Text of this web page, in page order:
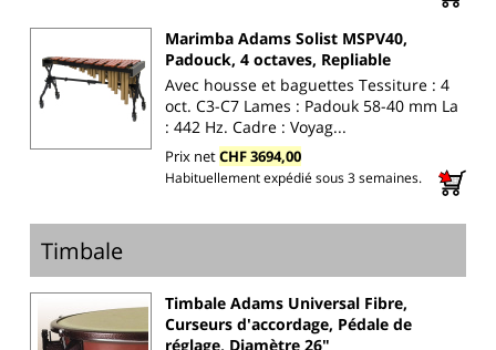
Marimba Adams Solist MSPV40,
Padouck, 4 octaves, Repliable
Avec housse et baguettes Tessiture : 4
oct. C3-C7 Lames : Padouk 58-40 mm La
: 442 Hz. Cadre : Voyag...
Prix netCHF 3694,00
Habituellement expédié sous 3 semaines.
Timbale
Timbale Adams Universal Fibre,
Curseurs d'accordage, Pédale de
réglage, Diamètre 26"